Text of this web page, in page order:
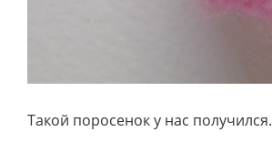
Такой поросенок у нас получился.